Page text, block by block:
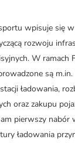
wpisuje się w
rozwoju
W ramach
są
ładowania,
oraz zakupu
pierwszy nabór
ładowania